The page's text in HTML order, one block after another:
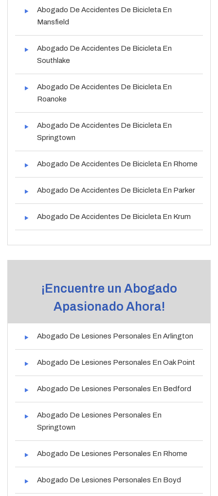
Abogado De Accidentes De Bicicleta En
Mansfield
Abogado De Accidentes De Bicicleta En
Southlake
Abogado De Accidentes De Bicicleta En
Roanoke
Abogado De Accidentes De Bicicleta En
Springtown
Abogado De Accidentes De Bicicleta En Rhome
Abogado De Accidentes De Bicicleta En Parker
Abogado De Accidentes De Bicicleta En Krum
¡Encuentre un Abogado
Apasionado Ahora!
Abogado De Lesiones Personales En Arlington
Abogado De Lesiones Personales En Oak Point
Abogado De Lesiones Personales En Bedford
Abogado De Lesiones Personales En
Springtown
Abogado De Lesiones Personales En Rhome
Abogado De Lesiones Personales En Boyd